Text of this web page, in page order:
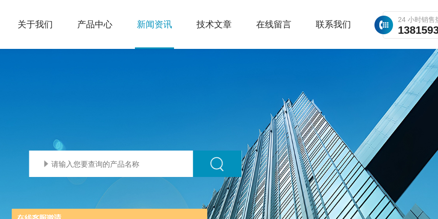
24 小时销售
关于我们 产品中心 新闻资讯 技术文章 在线留言 联系我们